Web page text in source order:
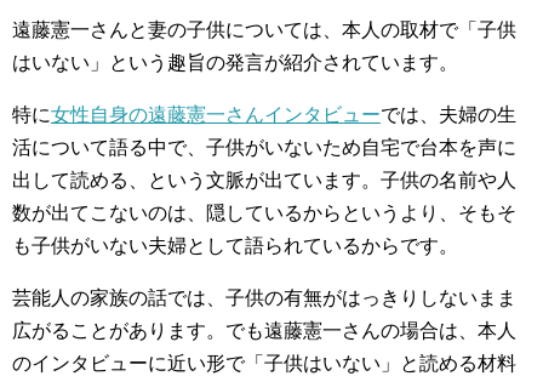
遠藤憲一さんと妻の子供については、本人の取材で「子供
はいない」という趣旨の発言が紹介されています。
特に女性自身の遠藤憲一さんインタビューでは、夫婦の生
活について語る中で、子供がいないため自宅で台本を声に
出して読める、という文脈が出ています。子供の名前や人
数が出てこないのは、隠しているからというより、そもそ
も子供がいない夫婦として語られているからです。
芸能人の家族の話では、子供の有無がはっきりしないまま
広がることがあります。でも遠藤憲一さんの場合は、本人
のインタビューに近い形で「子供はいない」と読める材料